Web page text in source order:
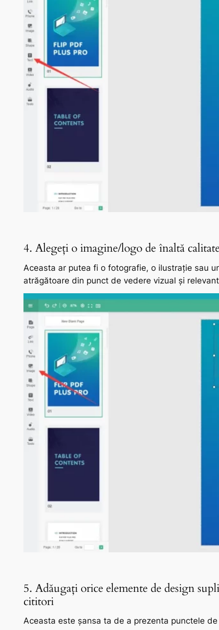
4. Alegeți o imagine/logo de înaltă
Aceasta ar putea fi o fotografie, o ilustrație sau
atrăgătoare din punct de vedere vizual și
5. Adăugați orice elemente de design
cititori
Aceasta este șansa ta de a prezenta punctele